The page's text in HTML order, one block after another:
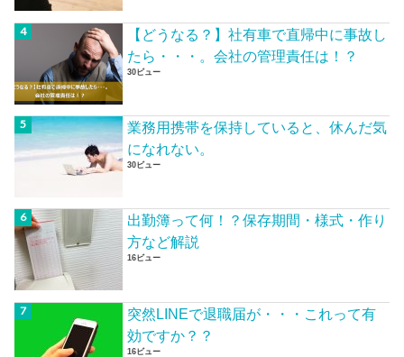
【どうなる？】社有車で直帰中に事故し
たら・・・。会社の管理責任は！？
30ビュー
業務用携帯を保持していると、休んだ気
になれない。
30ビュー
出勤簿って何！？保存期間・様式・作り
方など解説
16ビュー
突然LINEで退職届が・・・これって有
効ですか？？
16ビュー